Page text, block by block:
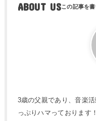
ABOUT US
3歳の父親であり、音楽
っぷりハマっております